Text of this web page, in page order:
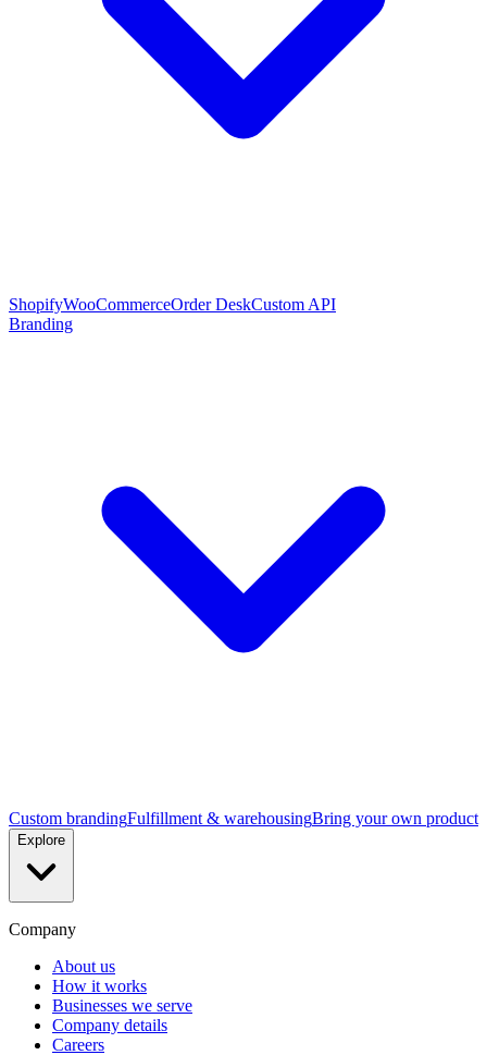
ShopifyWooCommerceOrder DeskCustom API
Branding
Custom brandingFulfillment & warehousingBring your own product
Explore
Company
About us
How it works
Businesses we serve
Company details
Careers